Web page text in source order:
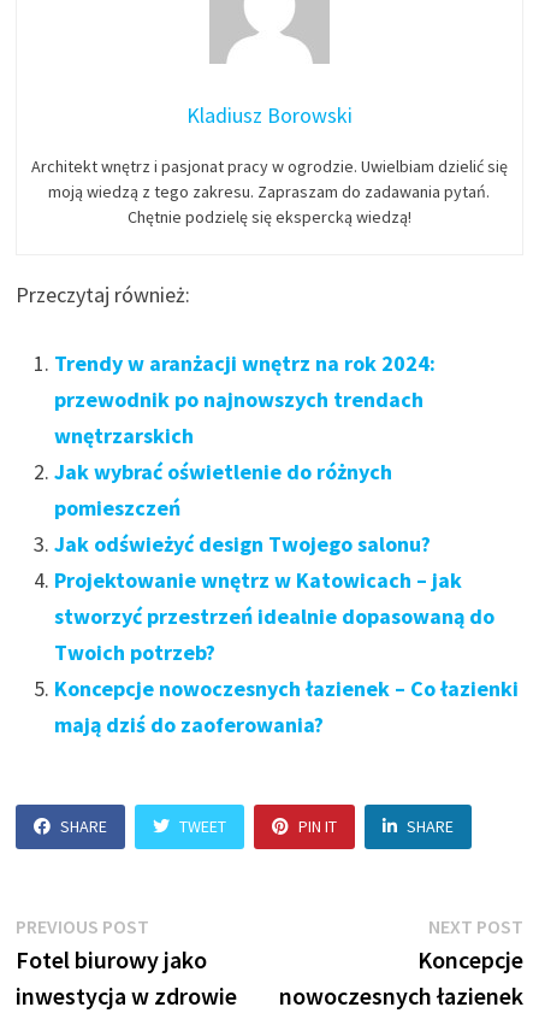
Kladiusz Borowski
Architekt wnętrz i pasjonat pracy w ogrodzie. Uwielbiam dzielić się
moją wiedzą z tego zakresu. Zapraszam do zadawania pytań.
Chętnie podzielę się ekspercką wiedzą!
Przeczytaj również:
Trendy w aranżacji wnętrz na rok 2024:
przewodnik po najnowszych trendach
wnętrzarskich
Jak wybrać oświetlenie do różnych
pomieszczeń
Jak odświeżyć design Twojego salonu?
Projektowanie wnętrz w Katowicach – jak
stworzyć przestrzeń idealnie dopasowaną do
Twoich potrzeb?
Koncepcje nowoczesnych łazienek – Co łazienki
mają dziś do zaoferowania?
SHARE TWEET PIN IT SHARE
Nawigacja
wpisu
PREVIOUS POST
post:
Fotel biurowy jako
inwestycja w zdrowie
NEXT POST
Koncepcje
nowoczesnych łazienek